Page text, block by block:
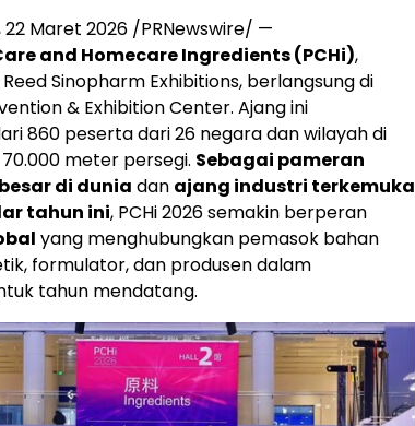
22 Maret 2026 /PRNewswire/ —
and Homecare Ingredients (PCHi),
Sinopharm Exhibitions, berlangsung di
& Exhibition Center. Ajang ini
860 peserta dari 26 negara dan wilayah di
meter persegi. Sebagai pameran
di dunia dan ajang industri terkemuka
tahun ini, PCHi 2026 semakin berperan
yang menghubungkan pemasok bahan
formulator, dan produsen dalam
tahun mendatang.